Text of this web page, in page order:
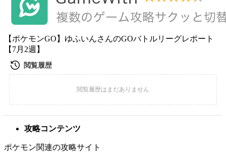
【ポケモンGO】ゆふいんさんのGOバトルリーグレポート
【7月2週】
攻略コンテンツ
ポケモン関連の攻略サイト